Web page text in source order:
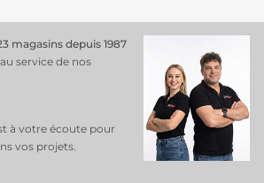
magasins depuis 1987
au service de nos
à votre écoute pour
vos projets.